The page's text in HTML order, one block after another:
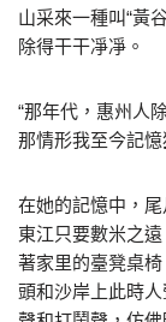
山采來一種叫“黃
除得干干凈凈。
“那年代，惠州人
那情形我至今記憶
在她的記憶中，
東江只要數米之
著家里的臺凳桌
頭和沙岸上此時